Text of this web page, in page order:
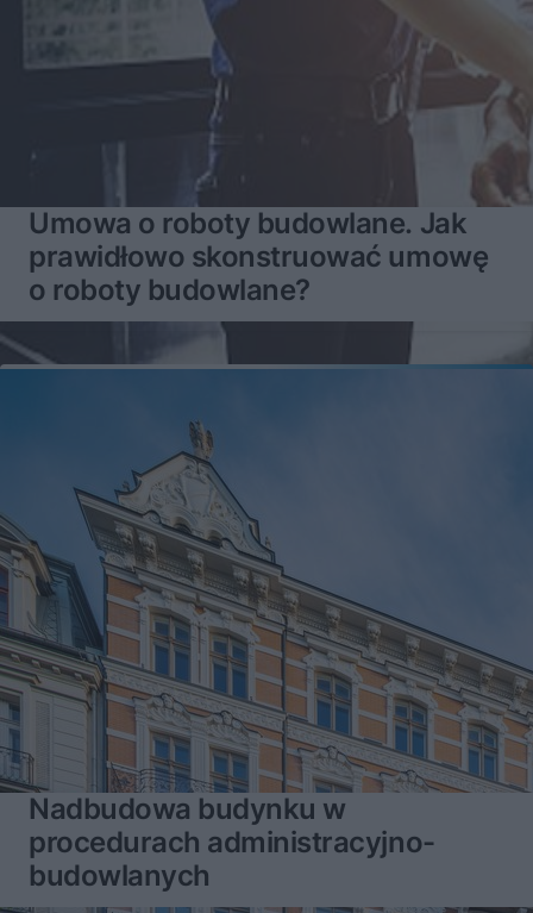
Umowa o roboty budowlane. Jak
prawidłowo skonstruować umowę
o roboty budowlane?
Nadbudowa budynku w
procedurach administracyjno-
budowlanych